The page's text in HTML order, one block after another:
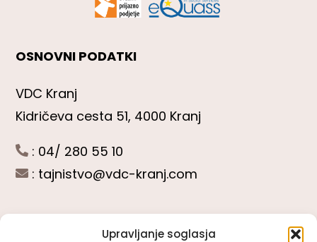
Upravljanje soglasja
OSNOVNI PODATKI
VDC Kranj
Kidričeva cesta 51, 4000 Kranj
: 04/ 280 55 10
: tajnistvo@vdc-kranj.com